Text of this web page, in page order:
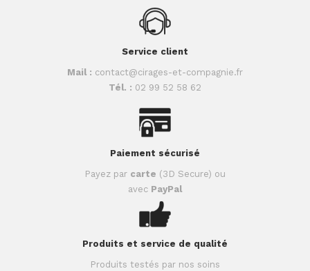
Service client
Mail : contact@cirages-et-compagnie.fr
Tél. : 02 99 52 58 62
Paiement sécurisé
Payez par carte (3D Secure) ou
avec PayPal
Produits et service de qualité
Produits testés par nos soins